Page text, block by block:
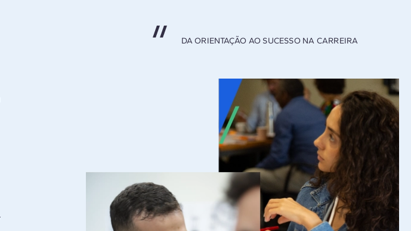
DA ORIENTAÇÃO AO SUCESSO NA CARREIRA